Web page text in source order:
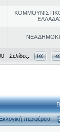
ΝΕΑ
- Σελίδες:
περιφέρεια